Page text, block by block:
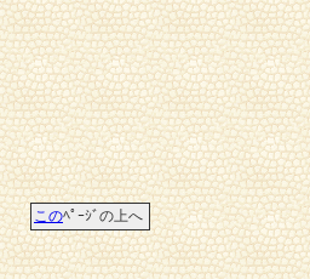
このﾍﾟｰｼﾞの上へ